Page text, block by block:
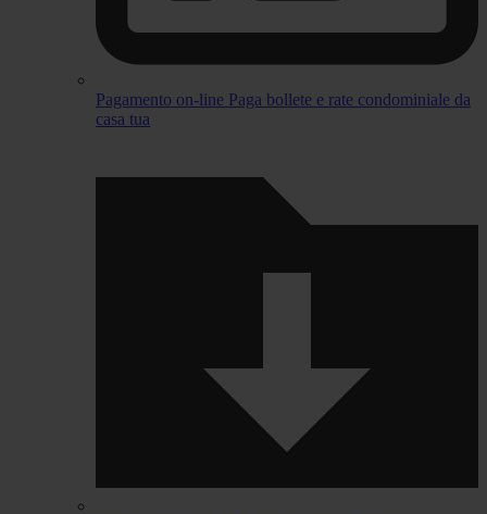
Pagamento on-line Paga bollete e rate condominiale da
casa tua